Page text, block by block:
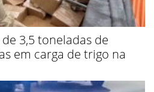
3,5 toneladas de
em carga de trigo na